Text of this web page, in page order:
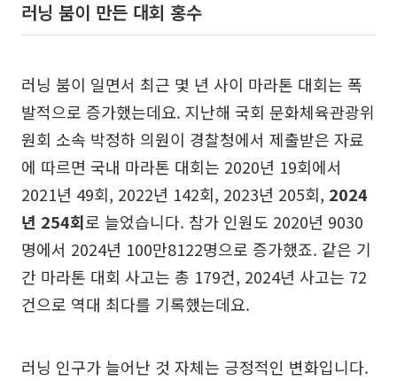
러닝 붐이 만든 대회 홍수
러닝 붐이 일면서 최근 몇 년 사이 마라톤 대회는 폭
발적으로 증가했는데요. 지난해 국회 문화체육관광위
원회 소속 박정하 의원이 경찰청에서 제출받은 자료
에 따르면 국내 마라톤 대회는 2020년 19회에서
2021년 49회, 2022년 142회, 2023년 205회, 2024
년 254회로 늘었습니다. 참가 인원도 2020년 9030
명에서 2024년 100만8122명으로 증가했죠. 같은 기
간 마라톤 대회 사고는 총 179건, 2024년 사고는 72
건으로 역대 최다를 기록했는데요.
러닝 인구가 늘어난 것 자체는 긍정적인 변화입니다.